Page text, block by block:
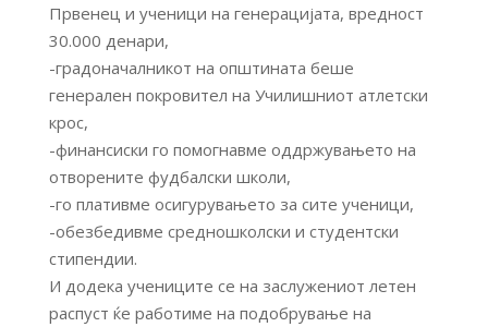
Првенец и ученици на генерацијата, вредност
30.000 денари,
-градоначалникот на општината беше
генерален покровител на Училишниот атлетски
крос,
-финансиски го помогнавме оддржувањето на
отворените фудбалски школи,
-го плативме осигурувањето за сите ученици,
-обезбедивме средношколски и студентски
стипендии.
И додека учениците се на заслужениот летен
распуст ќе работиме на подобрување на